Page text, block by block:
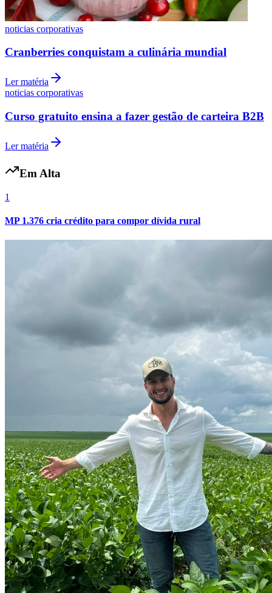
Athletico-PR
Bragantino
noticias corporativas
Cranberries conquistam a culinária mundial
Ler matéria
noticias corporativas
Curso gratuito ensina a fazer gestão de carteira B2B
Ler matéria
Em Alta
1
MP 1.376 cria crédito para compor dívida rural